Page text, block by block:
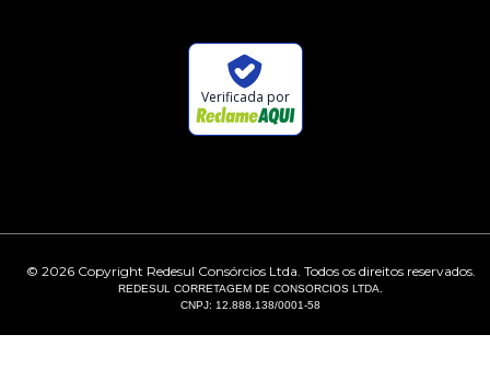
Verificada por
© 2026Copyright Redesul Consórcios Ltda. Todos os direitos reservados.
REDESUL CORRETAGEM DE CONSORCIOS LTDA.
CNPJ: 12.888.138/0001-58